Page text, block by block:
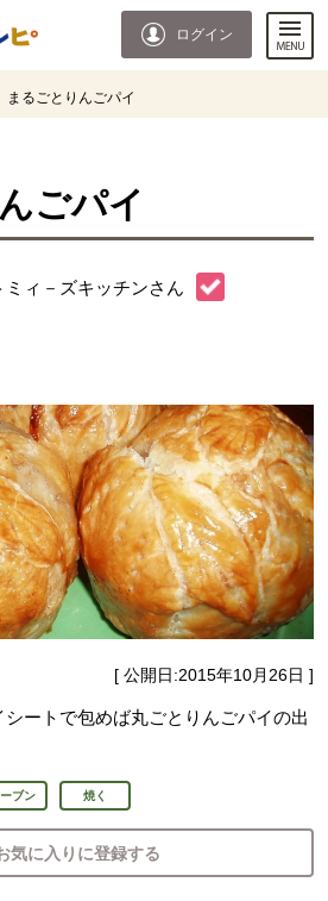
ログイン
まるごとりんごパイ
ごパイ
ミィ－ズキッチンさん
[ 公開日:2015年10月26日 ]
ートで包めば丸ごとりんごパイの出
ブン 焼く
気に入りに登録する